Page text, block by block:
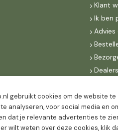
Klant
Ik ben
Dealers
FAQ
gebruikt cookies om de website te
analyseren, voor social media en
dat je relevante advertenties te
wilt weten over deze cookies, klik